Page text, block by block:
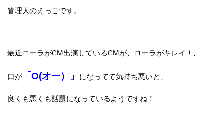
管理人のえっこです。
最近ローラがCM出演しているCMが、ローラがキレイ！、
口が 「O(オー）」 になってて気持ち悪いと、
良くも悪くも話題になっているようですね！